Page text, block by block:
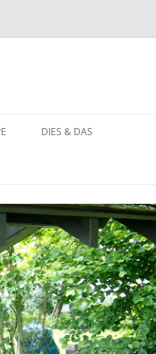
DIES & DAS
NATUR ERLEBEN
UNWETTER IN HOHEHAUS